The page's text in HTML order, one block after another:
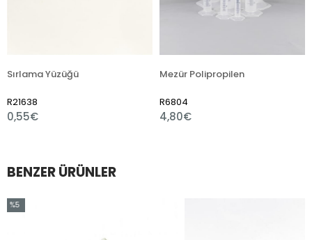
Mezür Polipropilen
BENZER ÜRÜNLER